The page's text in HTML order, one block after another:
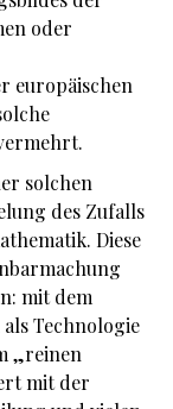
oder
europäischen
solchen
des Zufalls
Diese
mit dem
Technologie
„reinen
mit der